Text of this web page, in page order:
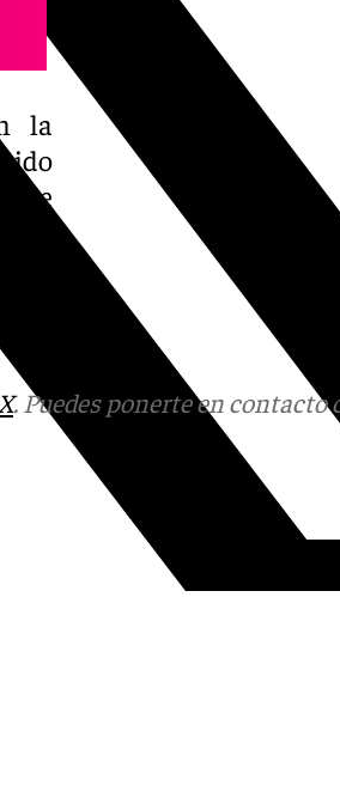
la
de
X. Puedes ponerte en contacto